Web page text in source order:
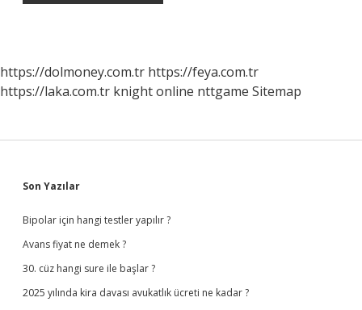
https://dolmoney.com.tr https://feya.com.tr
https://laka.com.tr knight online nttgame Sitemap
Sidebar
Son Yazılar
Bipolar için hangi testler yapılır ?
Avans fiyat ne demek ?
30. cüz hangi sure ile başlar ?
2025 yılında kira davası avukatlık ücreti ne kadar ?